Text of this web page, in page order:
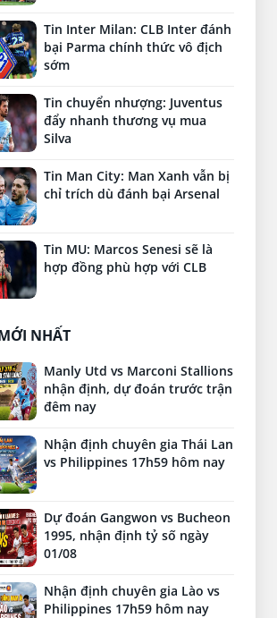
Tin Inter Milan: CLB Inter đánh
bại Parma chính thức vô địch
sớm
Tin chuyển nhượng: Juventus
đẩy nhanh thương vụ mua
Silva
Tin Man City: Man Xanh vẫn bị
chỉ trích dù đánh bại Arsenal
Tin MU: Marcos Senesi sẽ là
hợp đồng phù hợp với CLB
NHẤT
Manly Utd vs Marconi Stallions
nhận định, dự đoán trước trận
đêm nay
Nhận định chuyên gia Thái Lan
vs Philippines 17h59 hôm nay
Dự đoán Gangwon vs Bucheon
1995, nhận định tỷ số ngày
01/08
Nhận định chuyên gia Lào vs
Philippines 17h59 hôm nay